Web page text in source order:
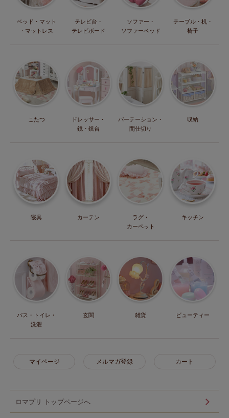
ベッド・マット
・マットレス
テレビ台・
テレビボード
ソファー・
ソファーベッド
テーブル・机・
椅子
こたつ
ドレッサー・
鏡・鏡台
パーテーション・
間仕切り
収納
寝具 カーテン
ラグ・
カーペット
キッチン
バス・トイレ・
洗濯
玄関 雑貨 ビューティー
マイページ メルマガ登録 カート
ロマプリ トップページへ